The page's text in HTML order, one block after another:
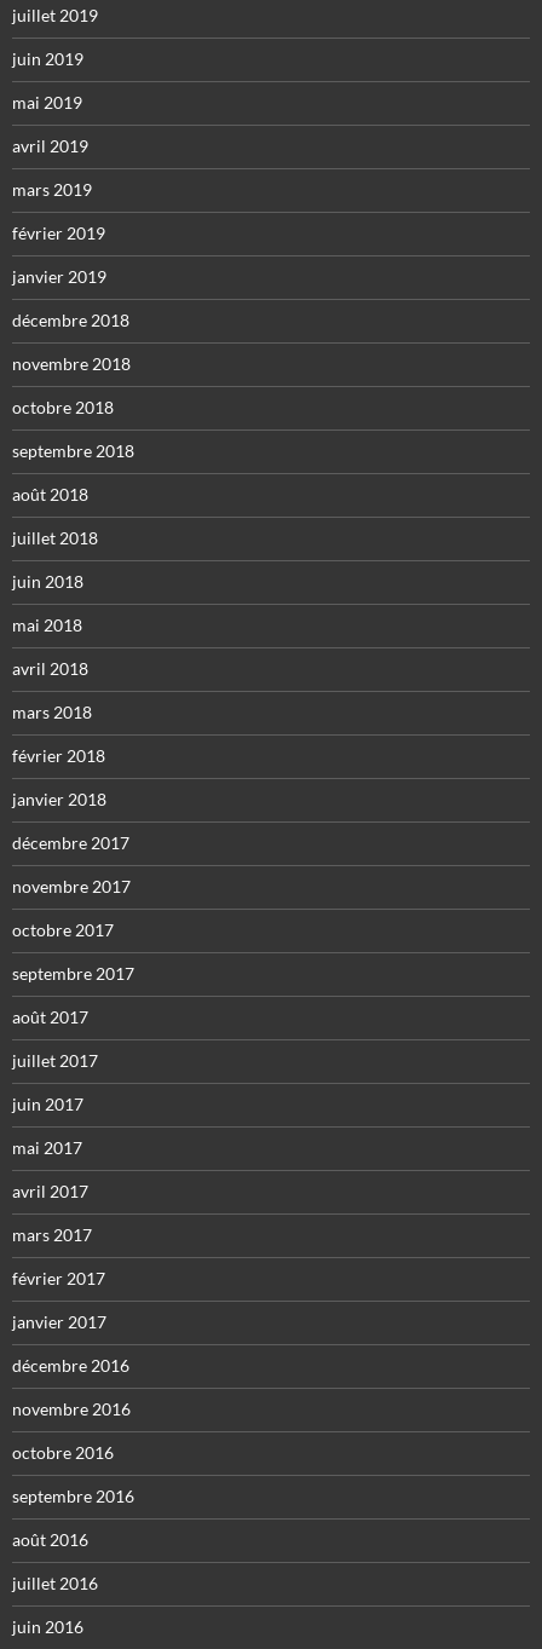
juillet 2019
juin 2019
mai 2019
avril 2019
mars 2019
février 2019
janvier 2019
décembre 2018
novembre 2018
octobre 2018
septembre 2018
août 2018
juillet 2018
juin 2018
mai 2018
avril 2018
mars 2018
février 2018
janvier 2018
décembre 2017
novembre 2017
octobre 2017
septembre 2017
août 2017
juillet 2017
juin 2017
mai 2017
avril 2017
mars 2017
février 2017
janvier 2017
décembre 2016
novembre 2016
octobre 2016
septembre 2016
août 2016
juillet 2016
juin 2016